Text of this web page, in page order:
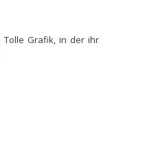
Grafik, in der ihr